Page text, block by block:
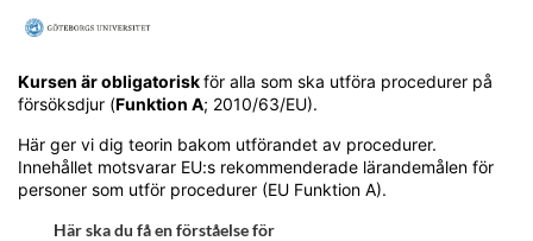
F
u
l
l
Kursen är obligatoriskför alla som ska utföra procedurer på
försöksdjur (Funktion A; 2010/63/EU).
Här ger vi dig teorin bakom utförandet av procedurer.
Innehållet motsvarar EU:s rekommenderade lärandemålen för
personer som utför procedurer (EU Funktion A).
Här ska du få en förståelse för